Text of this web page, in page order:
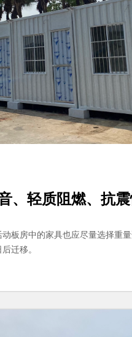
、轻质阻燃、抗
板房中的家具也应尽量选择重
迁移。